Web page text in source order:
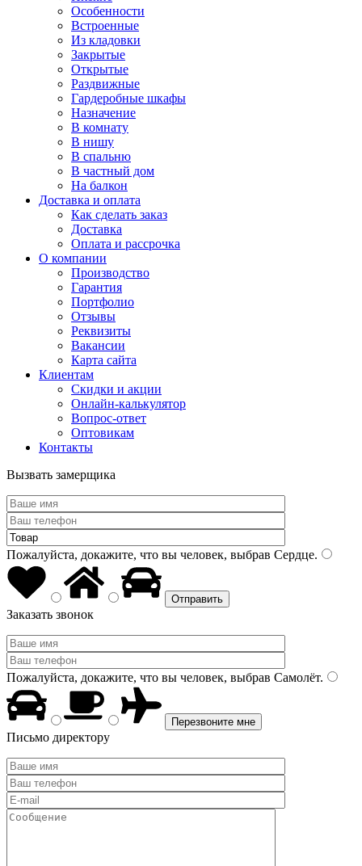
Особенности
Встроенные
Из кладовки
Закрытые
Открытые
Раздвижные
Гардеробные шкафы
Назначение
В комнату
В нишу
В спальню
В частный дом
На балкон
Доставка и оплата
Как сделать заказ
Доставка
Оплата и рассрочка
О компании
Производство
Гарантия
Портфолио
Отзывы
Реквизиты
Вакансии
Карта сайта
Клиентам
Скидки и акции
Онлайн-калькулятор
Вопрос-ответ
Оптовикам
Контакты
Вызвать замерщика
Пожалуйста, докажите, что вы человек, выбрав Сердце.
Заказать звонок
Пожалуйста, докажите, что вы человек, выбрав Самолёт.
Письмо директору